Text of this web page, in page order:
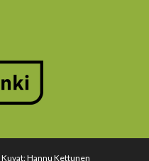
Kuvat: Hannu Kettunen